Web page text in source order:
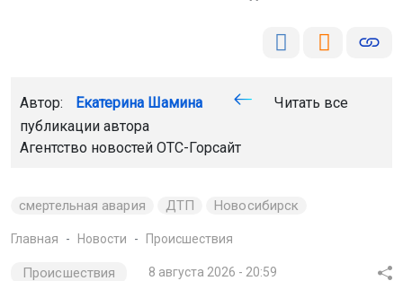
Автор: Екатерина Шамина
Читать все
публикации автора
Агентство новостей ОТС-Горсайт
смертельная авария ДТП Новосибирск
Главная Новости Происшествия
Происшествия 8 августа 2026 - 20:59